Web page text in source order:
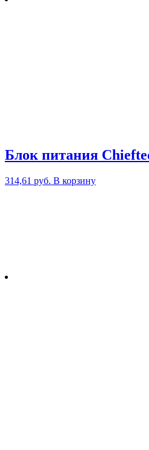
Блок питания
314,61 руб. В корзину